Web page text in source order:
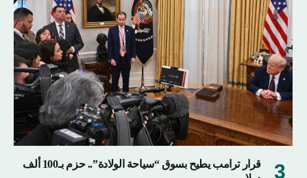
قرار ترامب يطيح بسوق “سياحة الولادة”.. حزم بـ100 ألف